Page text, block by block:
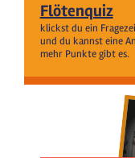
Flötenquiz
klickst du ein
und du kannst eine
mehr Punkte gibt es.